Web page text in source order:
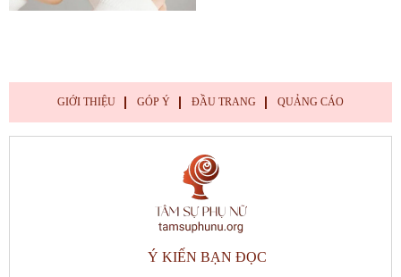
GIỚI THIỆU GÓP Ý ĐẦU TRANG QUẢNG CÁO
Ý KIẾN BẠN ĐỌC